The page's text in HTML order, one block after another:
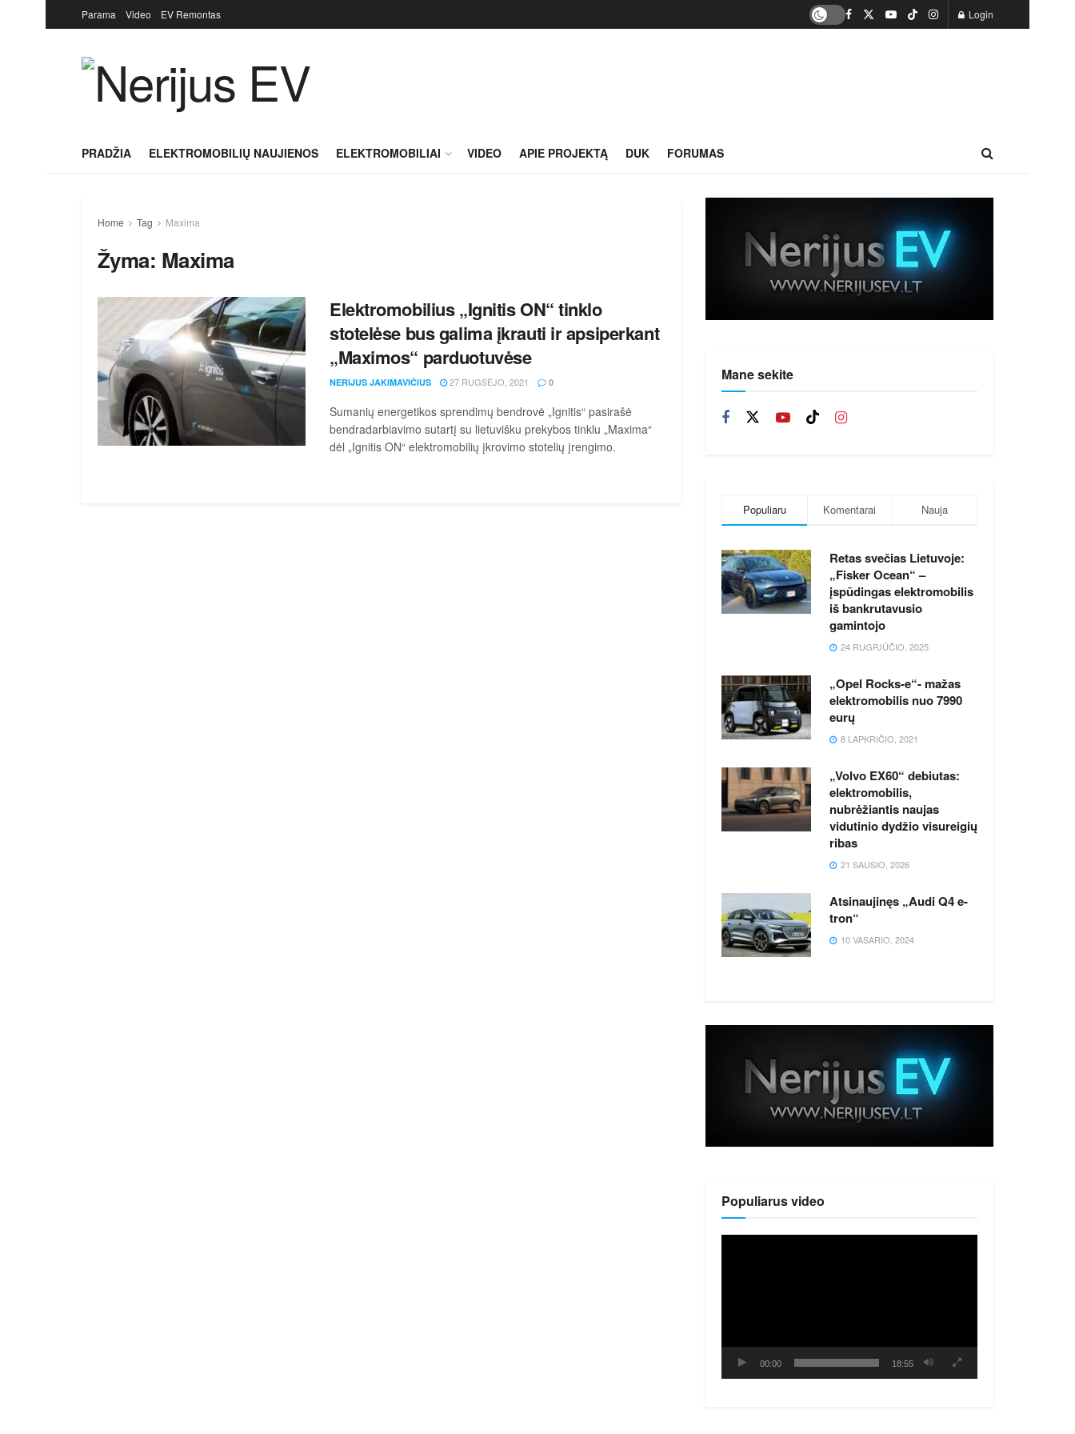
Parama Video EV Remontas Login
PRADŽIA ELEKTROMOBILIŲ NAUJIENOS ELEKTROMOBILIAI VIDEO APIE PROJEKTĄ DUK FORUMAS
Home Tag Maxima
Žyma: Maxima
Elektromobilius „Ignitis ON“ tinklo
stotelėse bus galima įkrauti ir apsiperkant
„Maximos“ parduotuvėse
NERIJUS JAKIMAVIČIUS 27 RUGSĖJO, 2021 0
Sumanių energetikos sprendimų bendrovė „Ignitis“ pasirašė
bendradarbiavimo sutartį su lietuvišku prekybos tinklu „Maxima“
dėl „Ignitis ON“ elektromobilių įkrovimo stotelių įrengimo.
Mane sekite
Populiaru Komentarai Nauja
Retas svečias Lietuvoje:
„Fisker Ocean“ –
įspūdingas elektromobilis
iš bankrutavusio
gamintojo
24 RUGPJŪČIO, 2025
„Opel Rocks-e“- mažas
elektromobilis nuo 7990
eurų
8 LAPKRIČIO, 2021
„Volvo EX60“ debiutas:
elektromobilis,
nubrėžiantis naujas
vidutinio dydžio visureigių
ribas
21 SAUSIO, 2026
Atsinaujinęs „Audi Q4 e-
tron“
10 VASARIO, 2024
Populiarus video
00:00 18:55